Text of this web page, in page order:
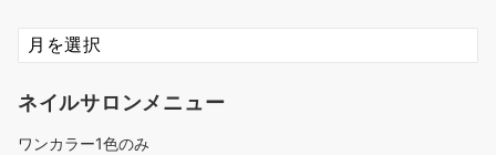
ネイルサロンメニュー
ワンカラー1色のみ